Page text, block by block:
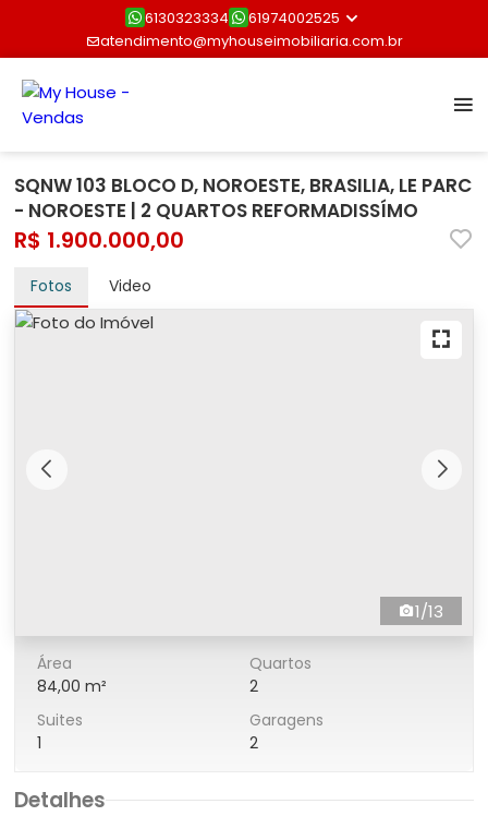
6130323334
61974002525
atendimento@myhouseimobiliaria.com.br
SQNW 103 BLOCO D, NOROESTE, BRASILIA, LE PARC
- NOROESTE | 2 QUARTOS REFORMADISSÍMO
R$ 1.900.000,00
Fotos Video
1/13
Área
84,00 m²
Quartos
2
Suites
1
Garagens
2
Detalhes